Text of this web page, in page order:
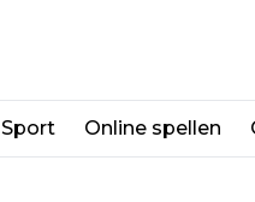
Sport Online spellen